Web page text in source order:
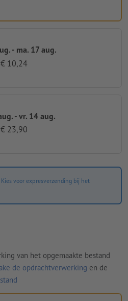
- ma. 17 aug.
€ 10,24
- vr. 14 aug.
€ 23,90
voor expresverzending bij het
van het opgemaakte bestand
de opdrachtverwerking en de